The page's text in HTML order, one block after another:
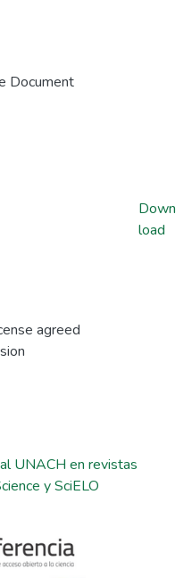
Document
agreed
Down
load
UNACH en revistas
y SciELO